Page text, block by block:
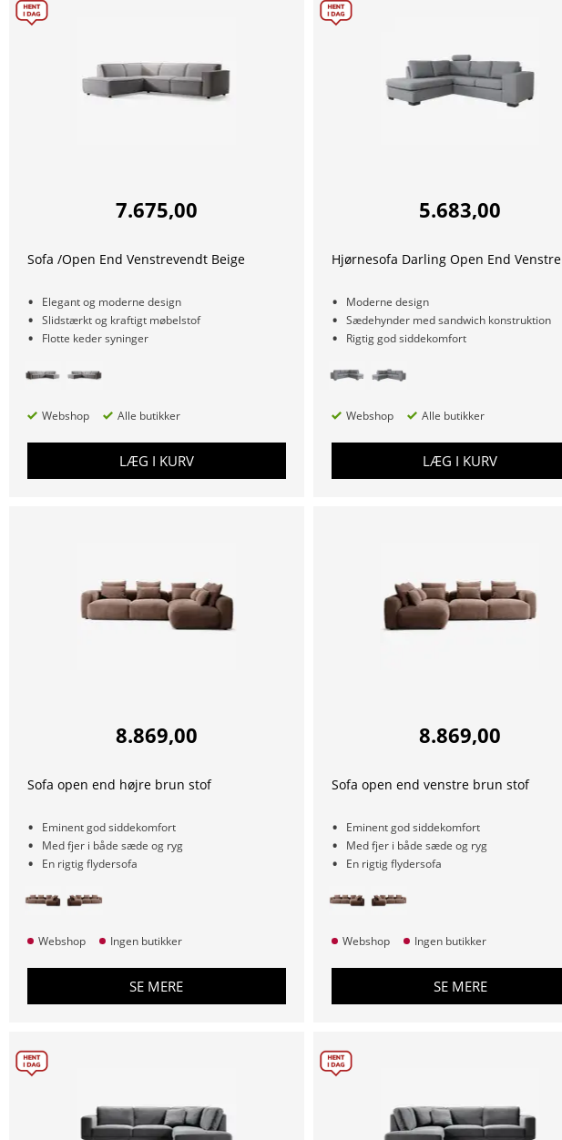
7.675,00
Sofa /Open End Venstrevendt Beige
Elegant og moderne design
Slidstærkt og kraftigt møbelstof
Flotte keder syninger
Webshop Alle butikker
LÆG I KURV
5.683,00
Hjørnesofa Darling Open End Venstre
Moderne design
Sædehynder med sandwich konstruktion
Rigtig god siddekomfort
Webshop Alle butikker
LÆG I KURV
8.869,00
Sofa open end højre brun stof
Eminent god siddekomfort
Med fjer i både sæde og ryg
En rigtig flydersofa
Webshop Ingen butikker
SE MERE
8.869,00
Sofa open end venstre brun stof
Eminent god siddekomfort
Med fjer i både sæde og ryg
En rigtig flydersofa
Webshop Ingen butikker
SE MERE